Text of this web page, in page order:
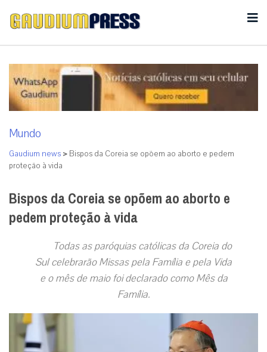
Mundo
Gaudium news > Bispos da Coreia se opõem ao aborto e pedem
proteção à vida
Bispos da Coreia se opõem ao aborto e
pedem proteção à vida
Todas as paróquias católicas da Coreia do
Sul celebrarão Missas pela Família e pela Vida
e o mês de maio foi declarado como Mês da
Família.